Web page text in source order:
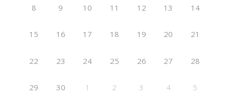
8 9 10 11 12 13 14
15 16 17 18 19 20 21
22 23 24 25 26 27 28
29 30 1 2 3 4 5